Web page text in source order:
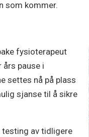
som kommer.
fysioterapeut
års pause i
settes nå på plass
sjanse til å sikre
av tidligere